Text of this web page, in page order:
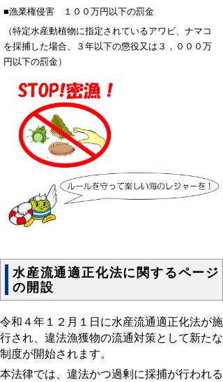
■漁業権侵害 １００万円以下の罰金
（特定水産動植物に指定されているアワビ、ナマコ
を採捕した場合、３年以下の懲役又は３，０００万
円以下の罰金）
水産流通適正化法に関するページ
の開設
令和４年１２月１日に水産流通適正化法が施
行され、違法漁獲物の流通対策として新たな
制度が開始されます。
本法律では、違法かつ過剰に採捕が行われる